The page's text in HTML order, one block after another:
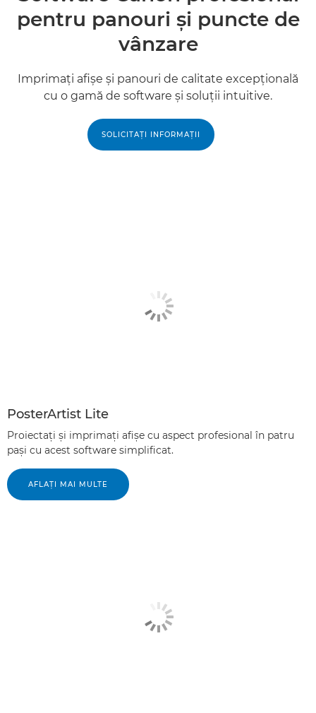
pentru panouri şi puncte de
vânzare
Imprimaţi afişe şi panouri de calitate excepţională
cu o gamă de software şi soluţii intuitive.
SOLICITAŢI INFORMAŢII
PosterArtist Lite
Proiectaţi şi imprimaţi afişe cu aspect profesional în patru
paşi cu acest software simplificat.
AFLAŢI MAI MULTE